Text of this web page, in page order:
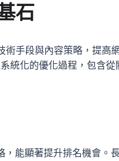
石
手段與內容策略，提高
統化的優化過程，包含
，能顯著提升排名機會。